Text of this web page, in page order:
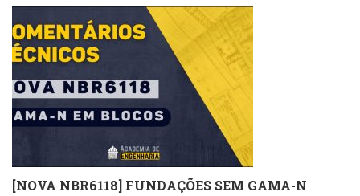
[NOVA NBR6118] FUNDAÇÕES SEM GAMA-N